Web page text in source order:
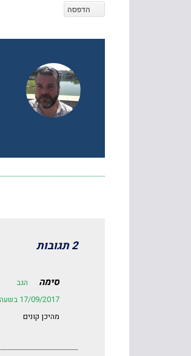
הדפסה
2 תגובות
סימה
הגב
17/09/2017 בשעה 12:30
מהיכן קונים